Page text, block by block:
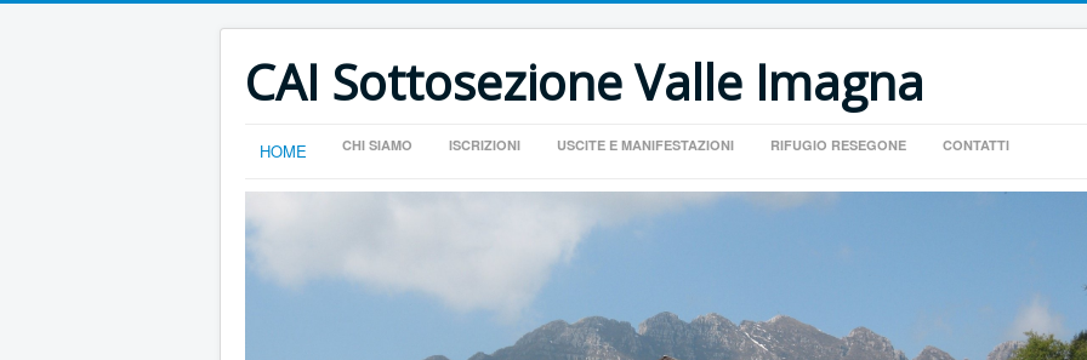
CAI Sottosezione Valle Imagna
HOME CHI SIAMO ISCRIZIONI USCITE E MANIFESTAZIONI RIFUGIO RESEGONE CONTATTI